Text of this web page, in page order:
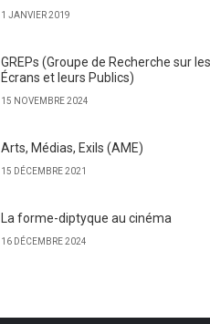
1 JANVIER 2019
GREPs (Groupe de Recherche sur les
Écrans et leurs Publics)
15 NOVEMBRE 2024
Arts, Médias, Exils (AME)
15 DÉCEMBRE 2021
La forme-diptyque au cinéma
16 DÉCEMBRE 2024